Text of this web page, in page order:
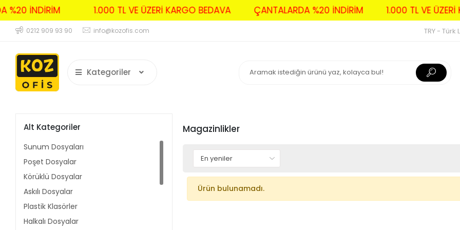
%20 İNDİRİM 1.000 TL VE ÜZERİ KARGO BEDAVA ÇANTALARDA %20 İNDİRİM 1.000 TL VE
0212 909 93 90 info@kozofis.com TRY - Türk
Kategoriler
Alt Kategoriler
Sunum Dosyaları
Poşet Dosyalar
Körüklü Dosyalar
Askılı Dosyalar
Plastik Klasörler
Halkalı Dosyalar
Magazinlikler
Ürün bulunamadı.